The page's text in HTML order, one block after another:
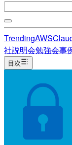
TrendingAWS
社説明会勉強会事
目次